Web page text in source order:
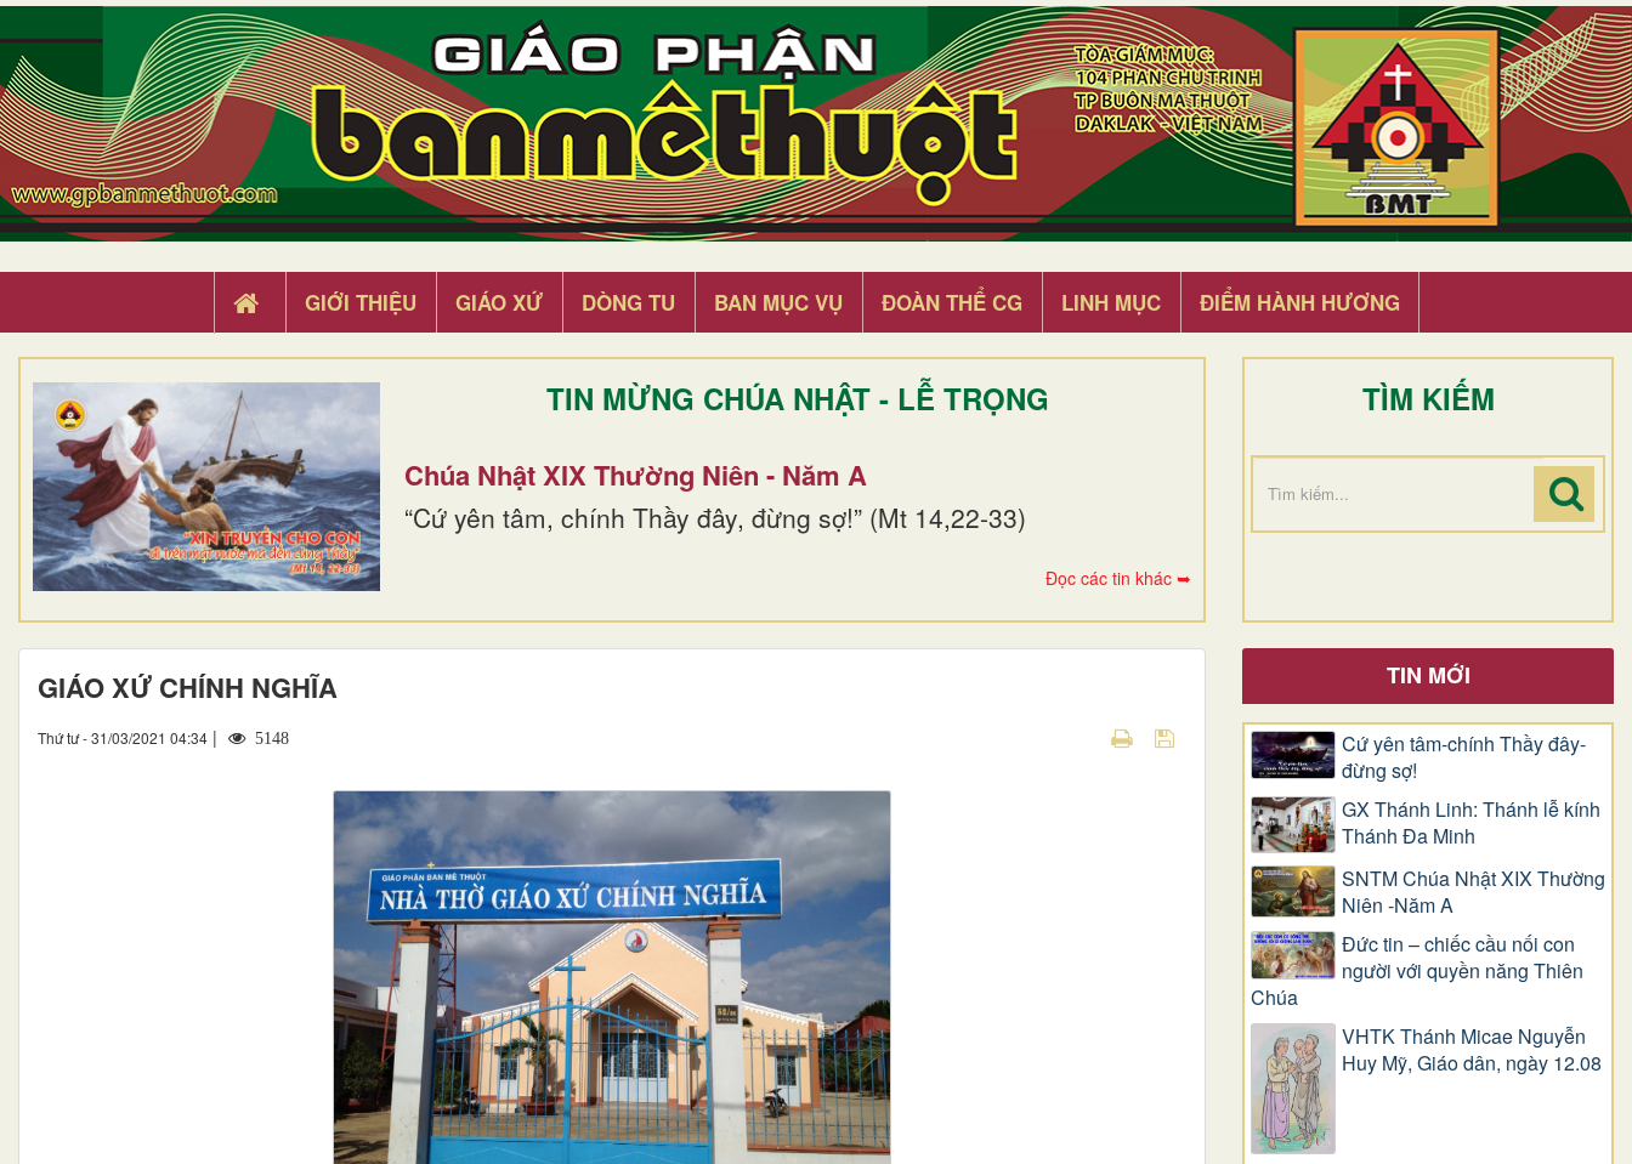
GIỚI THIỆU GIÁO XỨ DÒNG TU BAN MỤC VỤ ĐOÀN THỂ CG LINH MỤC ĐIỂM HÀNH HƯƠNG
TIN MỪNG CHÚA NHẬT - LỄ TRỌNG
Chúa Nhật XIX Thường Niên - Năm A
“Cứ yên tâm, chính Thầy đây, đừng sợ!” (Mt 14,22-33)
Đọc các tin khác ➥
TÌM KIẾM
GIÁO XỨ CHÍNH NGHĨA
Thứ tư - 31/03/2021 04:34 | 5148
TIN MỚI
Cứ yên tâm-chính Thầy đây-
đừng sợ!
GX Thánh Linh: Thánh lễ kính
Thánh Đa Minh
SNTM Chúa Nhật XIX Thường
Niên -Năm A
Đức tin – chiếc cầu nối con
người với quyền năng Thiên
Chúa
VHTK Thánh Micae Nguyễn
Huy Mỹ, Giáo dân, ngày 12.08